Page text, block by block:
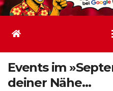
Events im
deiner Nähe…